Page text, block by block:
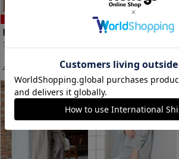
アート柄ワンピース
￥6,900
WEB限定ｻｲｽﾞ[3L]
￥4,480 税込